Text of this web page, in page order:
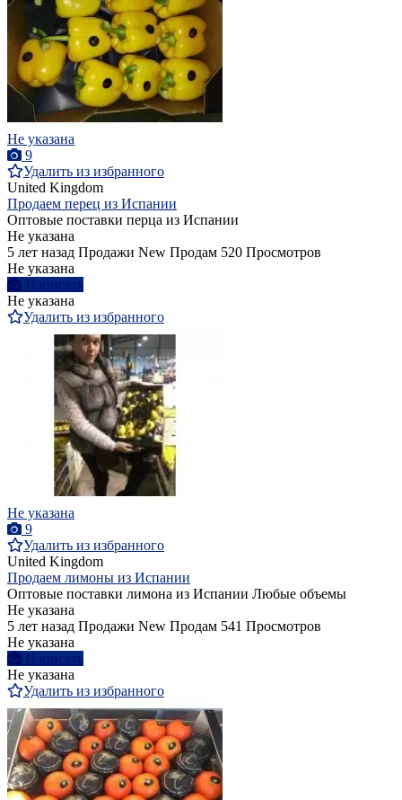
Не указана
9
Удалить из избранного
United Kingdom
Продаем перец из Испании
Оптовые поставки перца из Испании
Не указана
5 лет назад Продажи New Продам 520 Просмотров
Не указана
Написать
Не указана
Удалить из избранного
Не указана
9
Удалить из избранного
United Kingdom
Продаем лимоны из Испании
Оптовые поставки лимона из Испании Любые объемы
Не указана
5 лет назад Продажи New Продам 541 Просмотров
Не указана
Написать
Не указана
Удалить из избранного